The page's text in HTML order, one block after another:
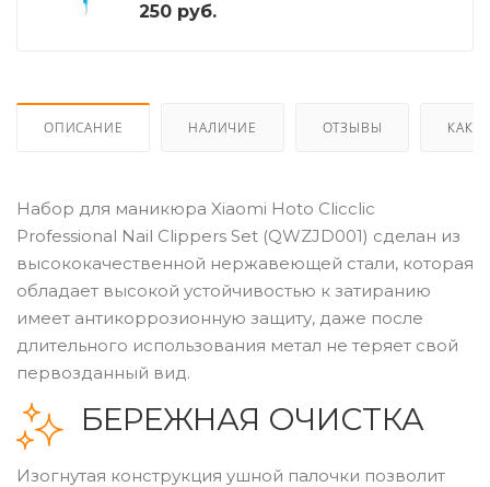
250 руб.
ОПИСАНИЕ НАЛИЧИЕ ОТЗЫВЫ КАК
Набор для маникюра Xiaomi Hoto Clicclic
Professional Nail Clippers Set (QWZJD001) сделан из
высококачественной нержавеющей стали, которая
обладает высокой устойчивостью к затиранию
имеет антикоррозионную защиту, даже после
длительного использования метал не теряет свой
первозданный вид.
БЕРЕЖНАЯ ОЧИСТКА
Изогнутая конструкция ушной палочки позволит